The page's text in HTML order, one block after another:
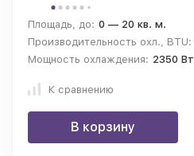
Площадь, до: 0 — 20 кв. м.
Производительность охл., BTU:
Мощность охлаждения: 2350 Вт
К сравнению
В корзину